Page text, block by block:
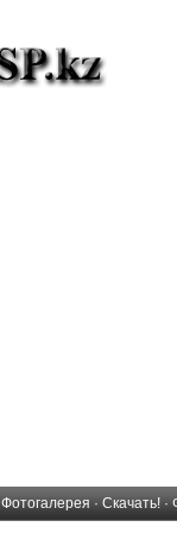
Фотогалерея · Скачать! ·